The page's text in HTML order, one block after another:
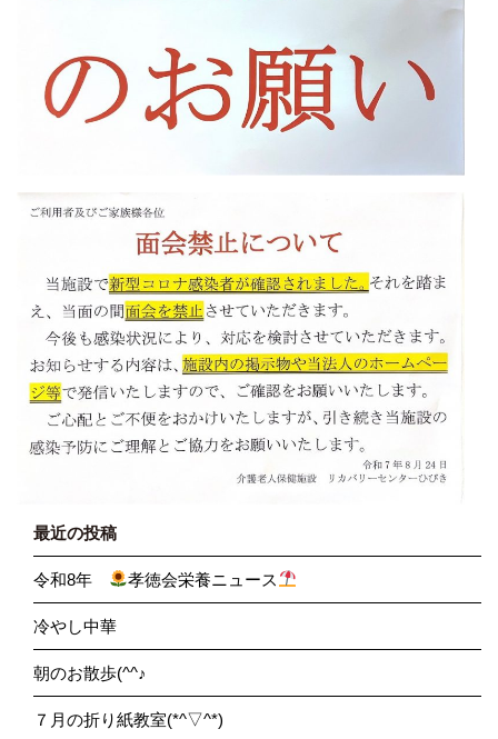
最近の投稿
令和8年 孝徳会栄養ニュース
冷やし中華
朝のお散歩(^^♪
７月の折り紙教室(*^▽^*)